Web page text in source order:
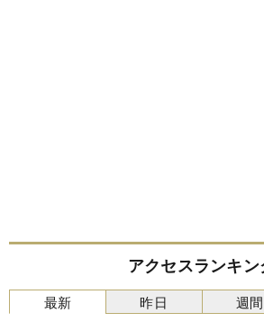
アクセスランキン
最新 昨日 週間